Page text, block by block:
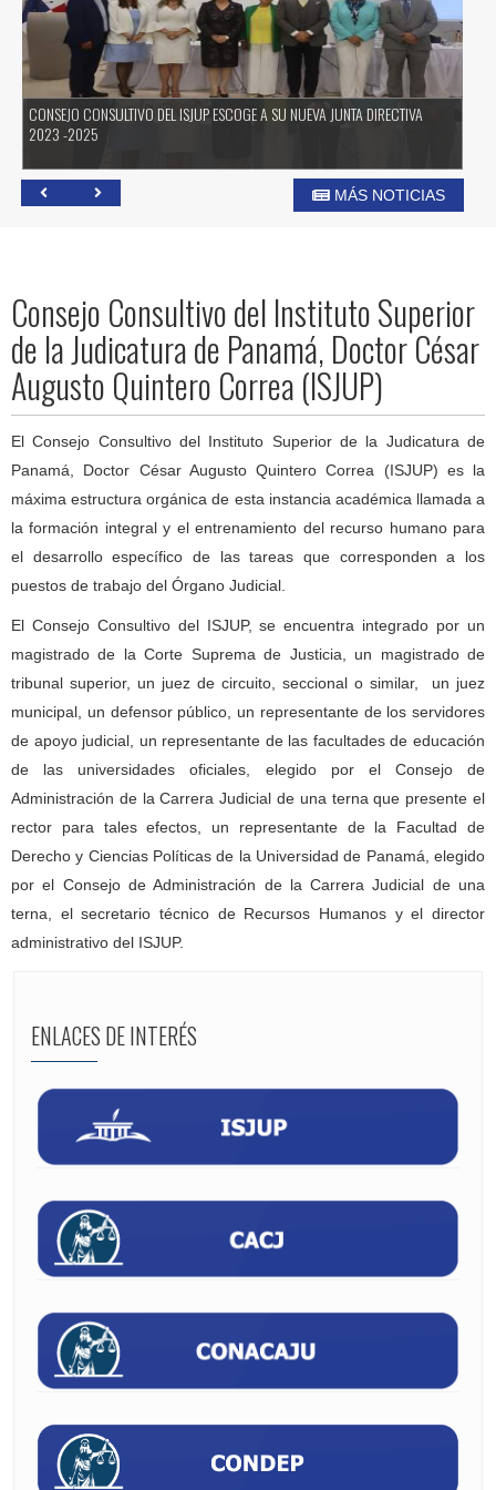
CONSEJO CONSULTIVO DEL ISJUP ESCOGE A SU NUEVA JUNTA DIRECTIVA
2023 -2025
MÁS NOTICIAS
Consejo Consultivo del Instituto Superior
de la Judicatura de Panamá, Doctor César
Augusto Quintero Correa (ISJUP)
El Consejo Consultivo del Instituto Superior de la Judicatura de
Panamá, Doctor César Augusto Quintero Correa (ISJUP) es la
máxima estructura orgánica de esta instancia académica llamada a
la formación integral y el entrenamiento del recurso humano para
el desarrollo específico de las tareas que corresponden a los
puestos de trabajo del Órgano Judicial.
El Consejo Consultivo del ISJUP, se encuentra integrado por un
magistrado de la Corte Suprema de Justicia, un magistrado de
tribunal superior, un juez de circuito, seccional o similar, un juez
municipal, un defensor público, un representante de los servidores
de apoyo judicial, un representante de las facultades de educación
de las universidades oficiales, elegido por el Consejo de
Administración de la Carrera Judicial de una terna que presente el
rector para tales efectos, un representante de la Facultad de
Derecho y Ciencias Políticas de la Universidad de Panamá, elegido
por el Consejo de Administración de la Carrera Judicial de una
terna, el secretario técnico de Recursos Humanos y el director
administrativo del ISJUP.
ENLACES DE INTERÉS